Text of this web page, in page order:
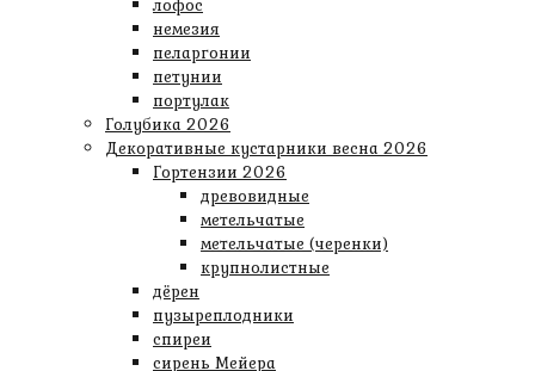
лофос
немезия
пеларгонии
петунии
портулак
Голубика 2026
Декоративные кустарники весна 2026
Гортензии 2026
древовидные
метельчатые
метельчатые (черенки)
крупнолистные
дёрен
пузыреплодники
спиреи
сирень Мейера